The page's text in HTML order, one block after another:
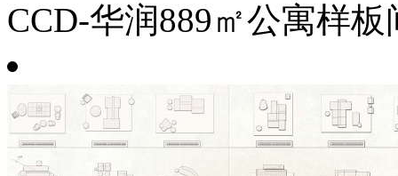
CCD-华润889㎡公寓样板